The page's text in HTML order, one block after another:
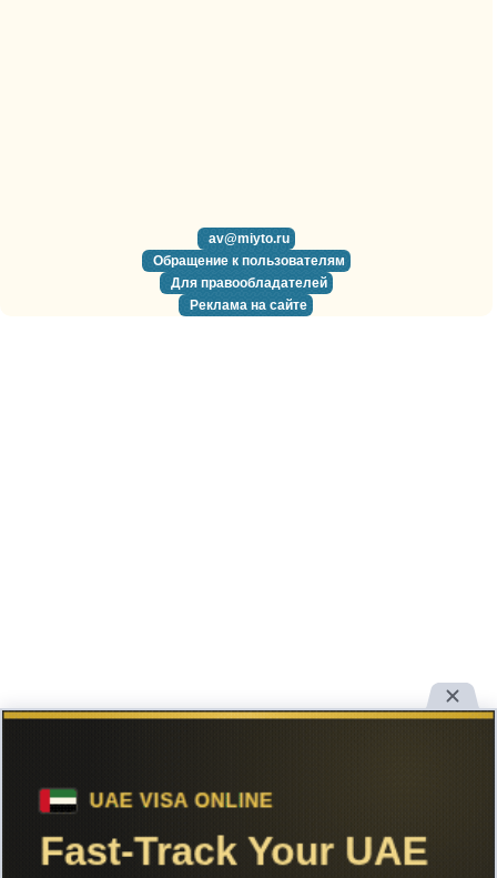
av@miyto.ru
Обращение к пользователям
Для правообладателей
Реклама на сайте